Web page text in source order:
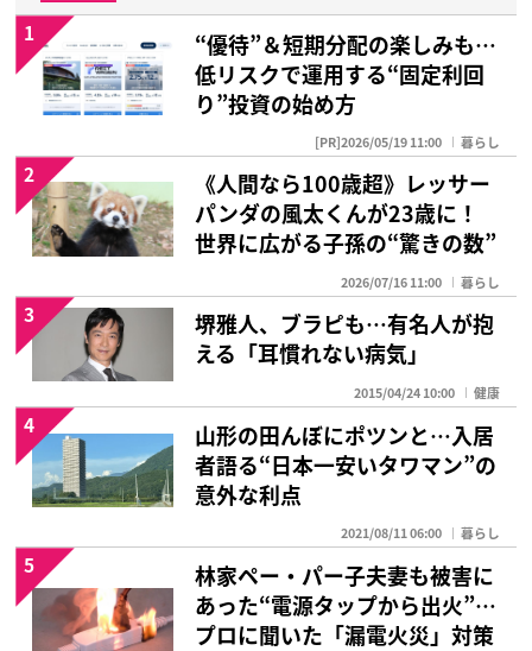
“優待”＆短期分配の楽しみも…
低リスクで運用する“固定利回
り”投資の始め方
[PR]2026/05/19 11:00 暮らし
1
《人間なら100歳超》レッサー
パンダの風太くんが23歳に！
世界に広がる子孫の“驚きの数”
2026/07/16 11:00 暮らし
2
堺雅人、ブラピも…有名人が抱
える「耳慣れない病気」
2015/04/24 10:00 健康
3
山形の田んぼにポツンと…入居
者語る“日本一安いタワマン”の
意外な利点
2021/08/11 06:00 暮らし
4
林家ペー・パー子夫妻も被害に
あった“電源タップから出火”…
プロに聞いた「漏電火災」対策
5